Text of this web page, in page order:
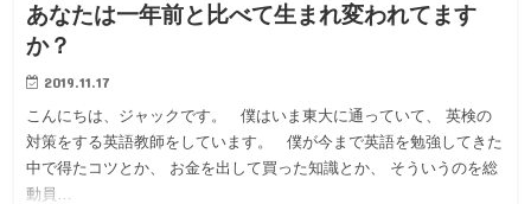
あなたは一年前と比べて生まれ変われてます
か？
2019.11.17
こんにちは、ジャックです。 僕はいま東大に通っていて、 英検の
対策をする英語教師をしています。 僕が今まで英語を勉強してきた
中で得たコツとか、 お金を出して買った知識とか、 そういうのを総
動員…